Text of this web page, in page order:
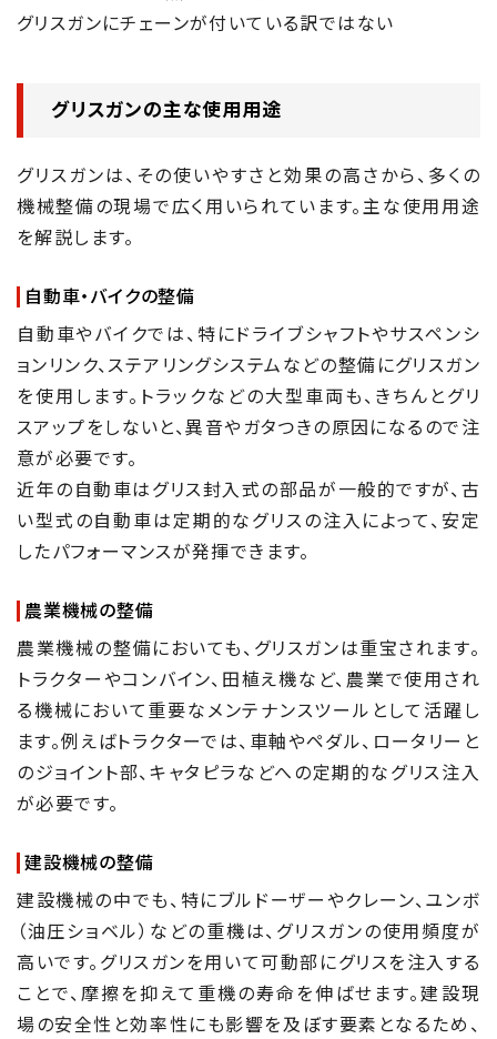
グリスガンにチェーンが付いている訳ではない
グリスガンの主な使用用途
グリスガンは、その使いやすさと効果の高さから、多くの
機械整備の現場で広く用いられています。主な使用用途
を解説します。
自動車・バイクの整備
自動車やバイクでは、特にドライブシャフトやサスペンシ
ョンリンク、ステアリングシステムなどの整備にグリスガン
を使用します。トラックなどの大型車両も、きちんとグリ
スアップをしないと、異音やガタつきの原因になるので注
意が必要です。
近年の自動車はグリス封入式の部品が一般的ですが、古
い型式の自動車は定期的なグリスの注入によって、安定
したパフォーマンスが発揮できます。
農業機械の整備
農業機械の整備においても、グリスガンは重宝されます。
トラクターやコンバイン、田植え機など、農業で使用され
る機械において重要なメンテナンスツールとして活躍し
ます。例えばトラクターでは、車軸やペダル、ロータリーと
のジョイント部、キャタピラなどへの定期的なグリス注入
が必要です。
建設機械の整備
建設機械の中でも、特にブルドーザーやクレーン、ユンボ
（油圧ショベル）などの重機は、グリスガンの使用頻度が
高いです。グリスガンを用いて可動部にグリスを注入する
ことで、摩擦を抑えて重機の寿命を伸ばせます。建設現
場の安全性と効率性にも影響を及ぼす要素となるため、